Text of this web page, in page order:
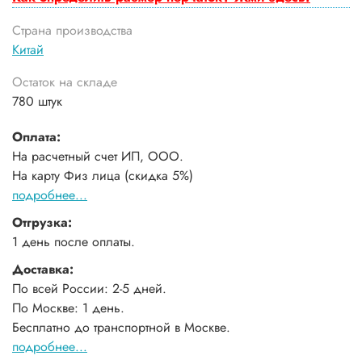
Страна производства
Китай
Остаток на складе
780 штук
Оплата:
На расчетный счет ИП, ООО.
На карту Физ лица (скидка 5%)
подробнее...
Отгрузка:
1 день после оплаты.
Доставка:
По всей России: 2-5 дней.
По Москве: 1 день.
Бесплатно до транспортной в Москве.
подробнее...